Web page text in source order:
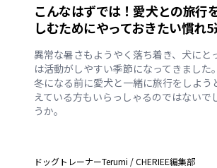
こんなはずでは！愛犬との旅行
しむためにやっておきたい慣れ
異常な暑さもようやく落ち着き、犬にと
は活動がしやすい季節になってきました
冬になる前に愛犬と一緒に旅行をしよう
えている方もいらっしゃるのではないで
うか。
ドッグトレーナーTerumi /CHERIEE編集部